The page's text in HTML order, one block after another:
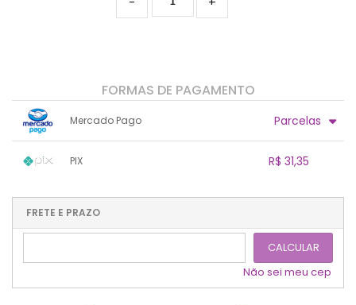
FORMAS DE PAGAMENTO
Mercado Pago Parcelas
PIX R$ 31,35
...
....
FRETE E PRAZO
CALCULAR
Não sei meu cep